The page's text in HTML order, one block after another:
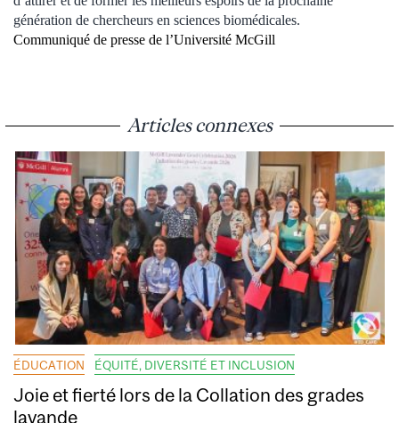
génération de chercheurs en sciences biomédicales.
Communiqué de presse de l’Université McGill
Articles connexes
ÉDUCATION ÉQUITÉ, DIVERSITÉ ET INCLUSION
Joie et fierté lors de la Collation des grades
lavande